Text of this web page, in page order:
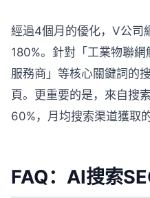
經過4個月的優化，V公司
180%。針對「工業物聯
服務商」等核心關鍵詞的
頁。更重要的是，來自搜
60%，月均搜索渠道獲取
FAQ：AI搜索